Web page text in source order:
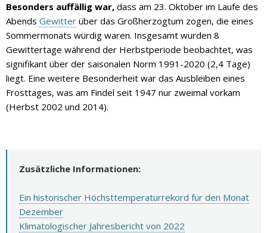
Besonders auffällig war, dass am 23. Oktober im Laufe des
Abends Gewitter über das Großherzogtum zogen, die eines
Sommermonats würdig waren. Insgesamt wurden 8
Gewittertage während der Herbstperiode beobachtet, was
signifikant über der saisonalen Norm 1991-2020 (2,4 Tage)
liegt. Eine weitere Besonderheit war das Ausbleiben eines
Frosttages, was am Findel seit 1947 nur zweimal vorkam
(Herbst 2002 und 2014).
Zusätzliche Informationen:
Ein historischer Höchsttemperaturrekord für den Monat
Dezember
Klimatologischer Jahresbericht von 2022